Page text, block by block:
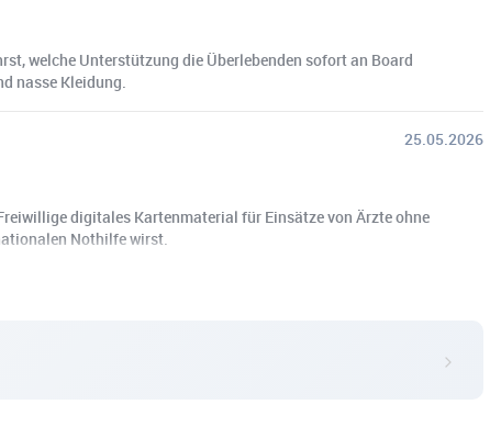
welche Unterstützung die Überlebenden sofort an Board
nasse Kleidung.
25.05.2026
digitales Kartenmaterial für Einsätze von Ärzte ohne
Nothilfe wirst.